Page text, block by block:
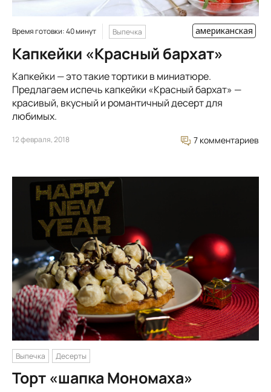
Время готовки: 40 минут Выпечка американская
Капкейки «Красный бархат»
Капкейки — это такие тортики в миниатюре.
Предлагаем испечь капкейки «Красный бархат» —
красивый, вкусный и романтичный десерт для
любимых.
12 февраля, 2018 7 комментариев
Выпечка Десерты
Торт «шапка Мономаха»